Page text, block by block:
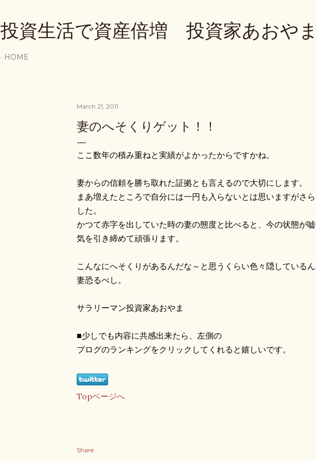
投資生活で資産倍増 投資家あおや
HOME
March 21, 2011
妻のへそくりゲット！！
ここ数年の積み重ねと実績がよかったからですかね。
妻からの信頼を勝ち取れた証拠とも言えるので大切にします。
まあ増えたところで自分には一円も入らないとは思いますがさ
した。
かつて赤字を出していた時の妻の態度と比べると、今の状態が
気を引き締めて頑張ります。
こんなにへそくりがあるんだな～と思うくらい色々隠している
妻恐るべし。
サラリーマン投資家あおやま
■少しでも内容に共感出来たら、左側の
ブログのランキングをクリックしてくれると嬉しいです。
Topページへ
Share